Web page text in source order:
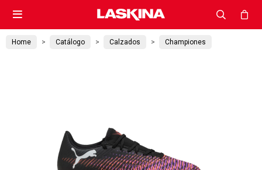

Home Catálogo Calzados Championes